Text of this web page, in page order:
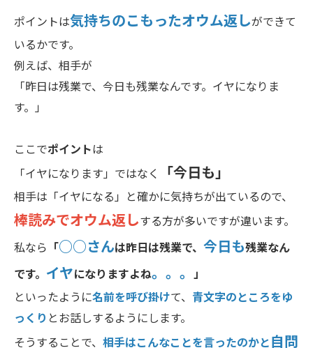
ポイントは気持ちのこもったオウム返しができて
いるかです。
例えば、相手が
「昨日は残業で、今日も残業なんです。イヤになりま
す。」
ここでポイントは
「イヤになります」ではなく
「今日も」
相手は「イヤになる」と確かに気持ちが出ているので、
棒読みでオウム返しする方が多いですが違います。
私なら 「○○さんは昨日は残業で、 今日も残業なん
です。 イヤになりますよね。。。 」
といったように名前を呼び掛けて、 青文字のところをゆ
っくり とお話しするようにします。
そうすることで、 相手はこんなことを言ったのかと自問